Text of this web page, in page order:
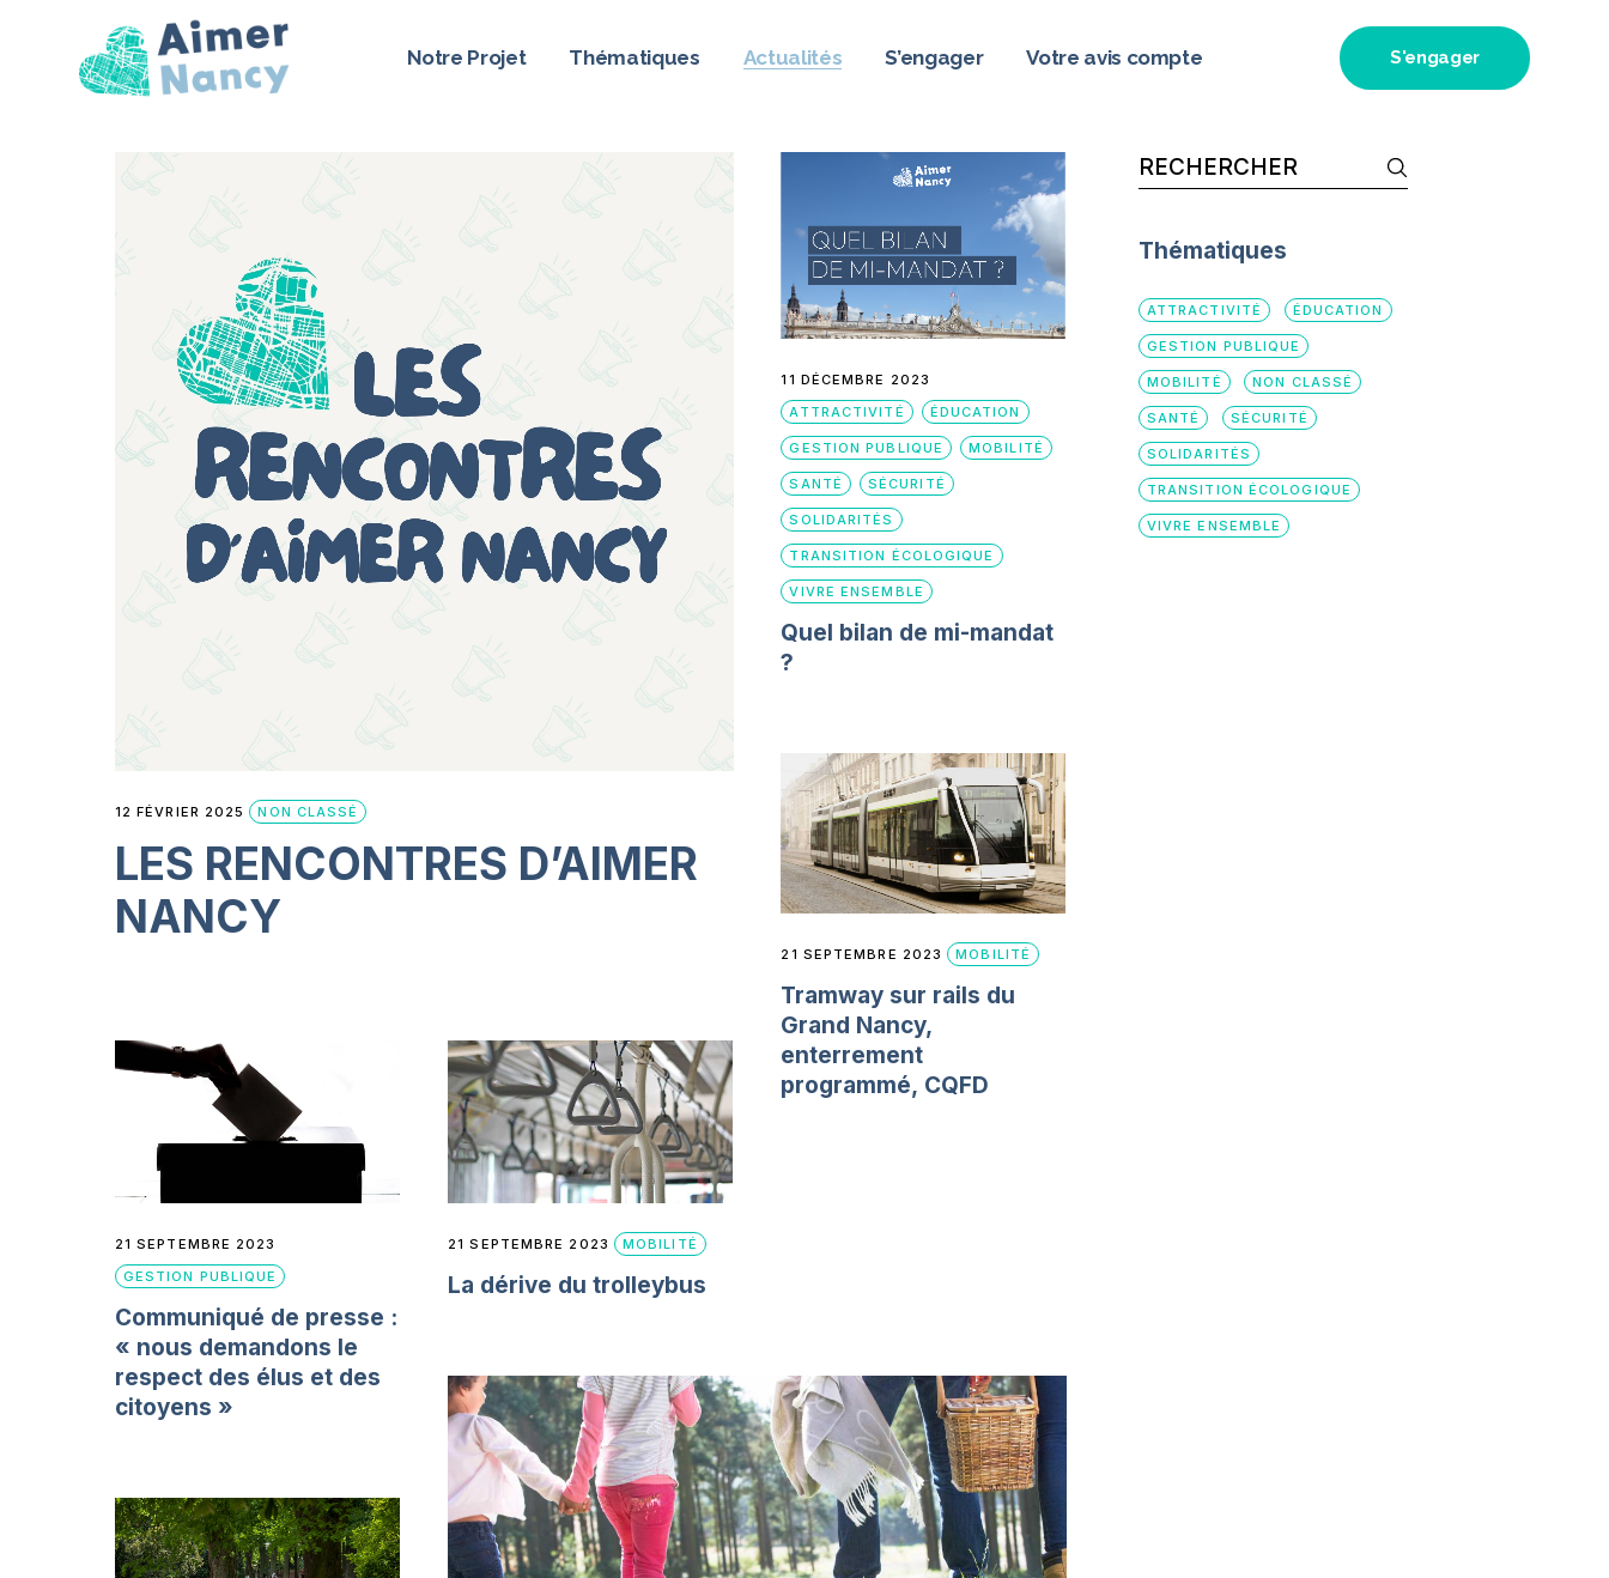
Notre Projet Thématiques Actualités S’engager Votre avis compte S'engager
12 FÉVRIER 2025 NON CLASSÉ
LES RENCONTRES D’AIMER
NANCY
11 DÉCEMBRE 2023
ATTRACTIVITÉ
ÉDUCATION
GESTION PUBLIQUE MOBILITÉ
SANTÉ SÉCURITÉ
SOLIDARITÉS
TRANSITION ÉCOLOGIQUE
VIVRE ENSEMBLE
Quel bilan de mi-mandat
?
21 SEPTEMBRE 2023 MOBILITÉ
Tramway sur rails du
Grand Nancy,
enterrement
programmé, CQFD
21 SEPTEMBRE 2023
GESTION PUBLIQUE
Communiqué de presse :
« nous demandons le
respect des élus et des
citoyens »
21 SEPTEMBRE 2023 MOBILITÉ
La dérive du trolleybus
Thématiques
ATTRACTIVITÉ ÉDUCATION
GESTION PUBLIQUE
MOBILITÉ NON CLASSÉ
SANTÉ SÉCURITÉ
SOLIDARITÉS
TRANSITION ÉCOLOGIQUE
VIVRE ENSEMBLE